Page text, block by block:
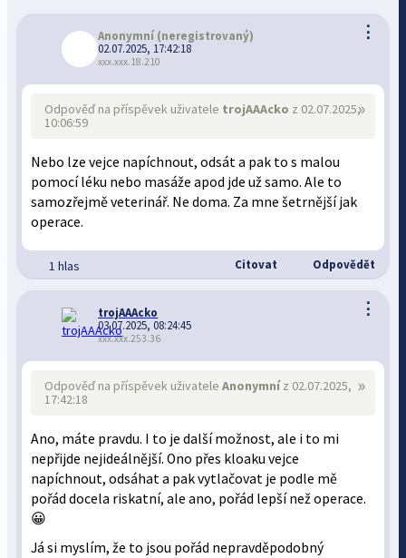
⋮
Anonymní (neregistrovaný)
02.07.2025, 17:42:18
xxx.xxx.18.210
»
Odpověď na příspěvek uživatele trojAAAcko z 02.07.2025,
10:06:59
Nebo lze vejce napíchnout, odsát a pak to s malou
pomocí léku nebo masáže apod jde už samo. Ale to
samozřejmě veterinář. Ne doma. Za mne šetrnější jak
operace.
1 hlas Citovat Odpovědět
⋮
trojAAAcko
03.07.2025, 08:24:45
xxx.xxx.253.36
»
Odpověď na příspěvek uživateleAnonymníz 02.07.2025,
17:42:18
Ano, máte pravdu. I to je další možnost, ale i to mi
nepřijde nejideálnější. Ono přes kloaku vejce
napíchnout, odsáhat a pak vytlačovat je podle mě
pořád docela riskatní, ale ano, pořád lepší než operace.
😀
Já si myslím, že to jsou pořád nepravděpodobný